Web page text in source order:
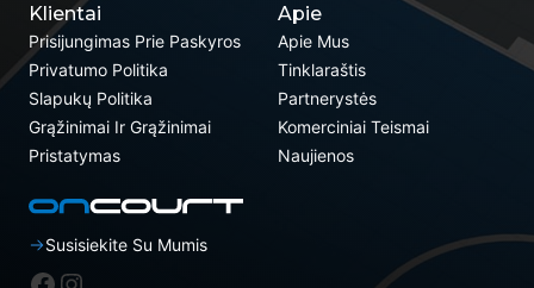
Klientai
Prisijungimas Prie Paskyros
Privatumo Politika
Slapukų Politika
Grąžinimai Ir Grąžinimai
Pristatymas
Apie
Apie Mus
Tinklaraštis
Partnerystės
Komerciniai Teismai
Naujienos
Susisiekite Su Mumis